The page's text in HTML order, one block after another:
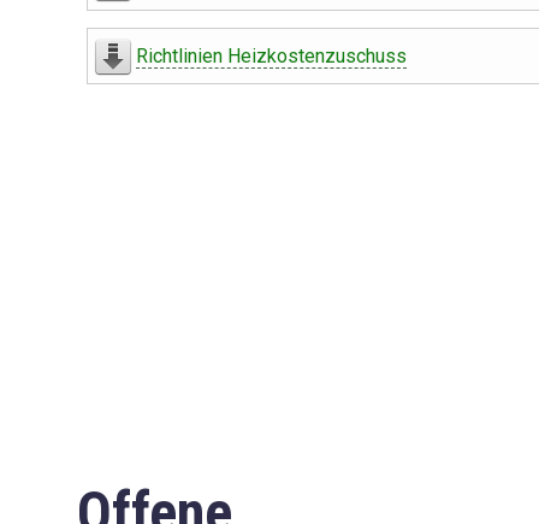
Richtlinien Heizkostenzuschuss